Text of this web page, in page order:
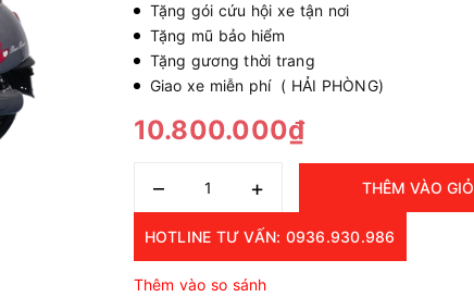
Tặng gói cứu hội xe tận nơi
Tặng mũ bảo hiểm
Tặng gương thời trang
Giao xe miễn phí ( HẢI PHÒNG)
10.800.000₫
– + THÊM VÀO GIỎ
HOTLINE TƯ VẤN: 0936.930.986
Thêm vào so sánh